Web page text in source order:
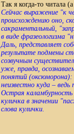
Так я когда-то читала
Сейчас выражение "к
происхождению оно,
сакраментальный,
в виде фразеологизма
Даль, представляет
результате подмены
созвучным
уже, правда,
понятий (оксюморона):
неизвестно куда –
Острая каламбурность
куличка в значении
слова кулички.